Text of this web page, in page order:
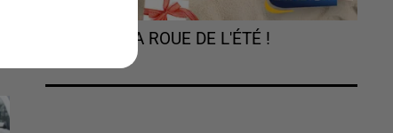
TOURNEZ LA ROUE DE L'ÉTÉ !